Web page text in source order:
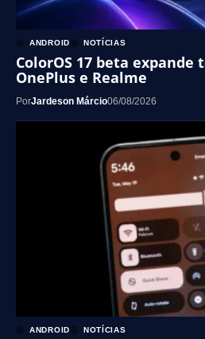
ANDROID NOTÍCIAS
ColorOS 17 beta
OnePlus e Realme
PorJardeson Márcio06/08/2026
ANDROID NOTÍCIAS